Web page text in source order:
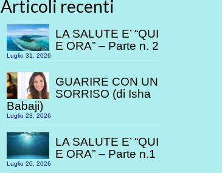
Articoli recenti
LA SALUTE E’ “QUI
E ORA” – Parte n. 2
Luglio 31, 2026
GUARIRE CON UN
SORRISO (di Isha
Babaji)
Luglio 23, 2026
LA SALUTE E’ “QUI
E ORA” – Parte n.1
Luglio 20, 2026